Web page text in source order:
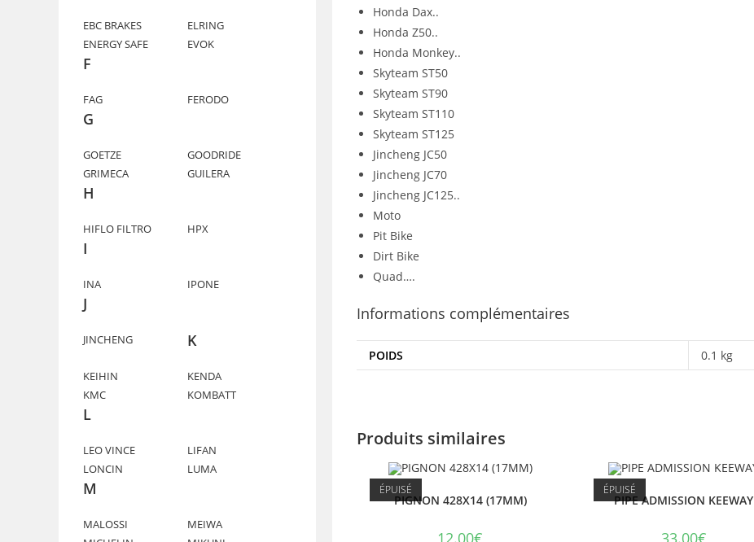
Honda Dax..
Honda Z50..
Honda Monkey..
Skyteam ST50
Skyteam ST90
Skyteam ST110
Skyteam ST125
Jincheng JC50
Jincheng JC70
Jincheng JC125..
Moto
Pit Bike
Dirt Bike
Quad….
Informations complémentaires
POIDS 0.1 kg
Produits similaires
ÉPUISÉ
PIGNON 428X14 (17MM)
12.00€
ÉPUISÉ
PIPE ADMISSION KEEWAY
33.00€
EBC BRAKES
ELRING
ENERGY SAFE
EVOK
F
FAG FERODO
G
GOETZE
GOODRIDE
GRIMECA
GUILERA
H
HIFLO FILTRO HPX
I
INA IPONE
J
JINCHENG K
KEIHIN
KENDA
KMC
KOMBATT
L
LEO VINCE
LIFAN
LONCIN
LUMA
M
MALOSSI
MEIWA